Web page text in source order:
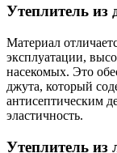
Утеплитель из
Материал
эксплуатации,
насекомых. Это
джута, который
антисептическим
эластичность.
Утеплитель из